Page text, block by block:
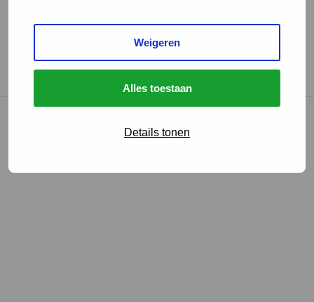
Weigeren
Alles toestaan
Details tonen
GGD Reisvaccinaties